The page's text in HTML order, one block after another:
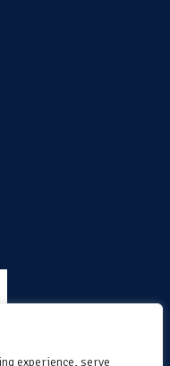
experience, serve